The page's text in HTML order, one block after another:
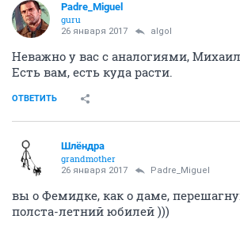
Padre_Miguel
guru
26 января 2017 аlgоl
Неважно у вас с аналогиями,
Есть вам, есть куда расти.
ОТВЕТИТЬ
Шлёндра
grandmother
26 января 2017 Padre_Miguel
вы о Фемидке, как о даме,
полста-летний юбилей )))